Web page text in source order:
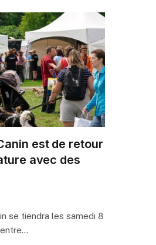
est de retour
avec des
se tiendra les samedi 8